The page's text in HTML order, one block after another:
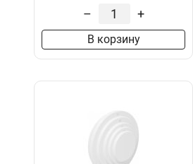
– +
В корзину